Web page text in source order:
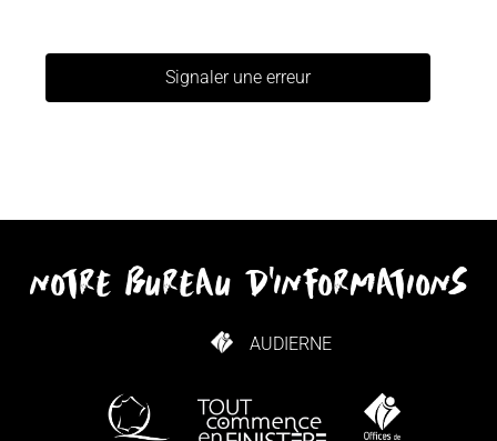
Signaler une erreur
notre bureau d'informations
AUDIERNE